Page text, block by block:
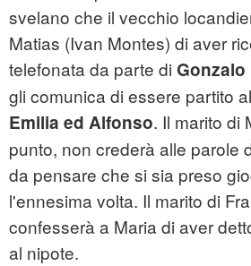
svelano che il vecchio
Matias (Ivan Montes) di aver
telefonata da parte di Gonzalo
gli comunica di essere partito
Emilia ed Alfonso. Il marito di
punto, non crederà alle parole
da pensare che si sia preso
l'ennesima volta. Il marito di
confesserà a Maria di aver
al nipote.